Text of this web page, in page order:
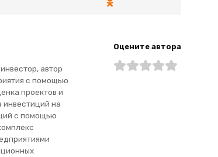
автор
с помощью
проектов и
инвестиций на
с помощью
Оцените автора